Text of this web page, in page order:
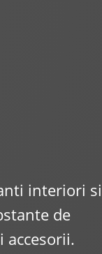
interiori si
de
accesorii.